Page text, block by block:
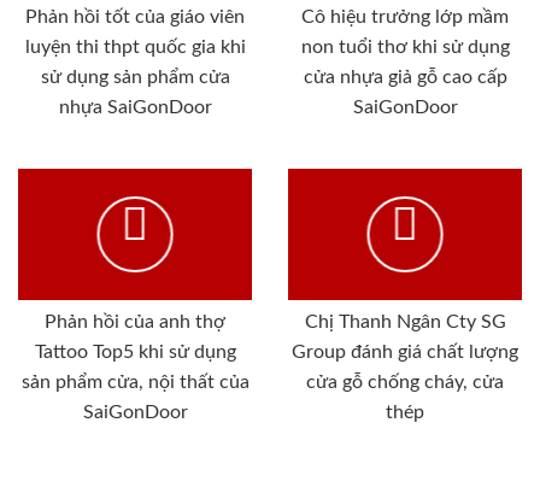
Phản hồi tốt của giáo viên
luyện thi thpt quốc gia khi
sử dụng sản phẩm cửa
nhựa SaiGonDoor
Cô hiệu trưởng lớp mầm
non tuổi thơ khi sử dụng
cửa nhựa giả gỗ cao cấp
SaiGonDoor
Phản hồi của anh thợ
Tattoo Top5 khi sử dụng
sản phẩm cửa, nội thất của
SaiGonDoor
Chị Thanh Ngân Cty SG
Group đánh giá chất lượng
cửa gỗ chống cháy, cửa
thép